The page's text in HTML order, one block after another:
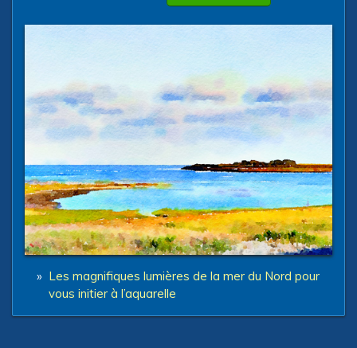
» Les magnifiques lumières de la mer du Nord pour
vous initier à l’aquarelle